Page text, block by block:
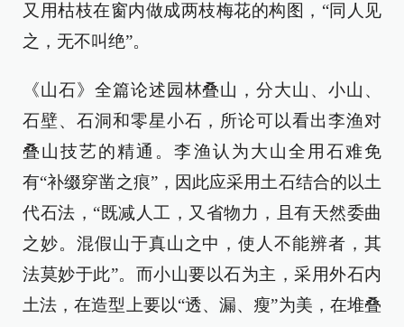
又用枯枝在窗内做成两枝梅花的构图，“同人见
之，无不叫绝”。
《山石》全篇论述园林叠山，分大山、小山、
石壁、石洞和零星小石，所论可以看出李渔对
叠山技艺的精通。李渔认为大山全用石难免
有“补缀穿凿之痕”，因此应采用土石结合的以土
代石法，“既减人工，又省物力，且有天然委曲
之妙。混假山于真山之中，使人不能辨者，其
法莫妙于此”。而小山要以石为主，采用外石内
土法，在造型上要以“透、漏、瘦”为美，在堆叠